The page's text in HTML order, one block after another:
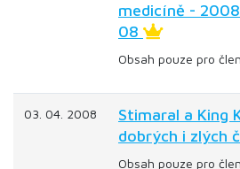
medicíně -
08
Obsah pouze pro
03. 04. 2008
Stimaral a King
dobrých i zlých
Obsah pouze pro